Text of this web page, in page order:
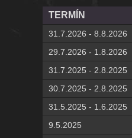
TERMÍN
31.7.2026 - 8.8.2026
29.7.2026 - 1.8.2026
31.7.2025 - 2.8.2025
30.7.2025 - 2.8.2025
31.5.2025 - 1.6.2025
9.5.2025